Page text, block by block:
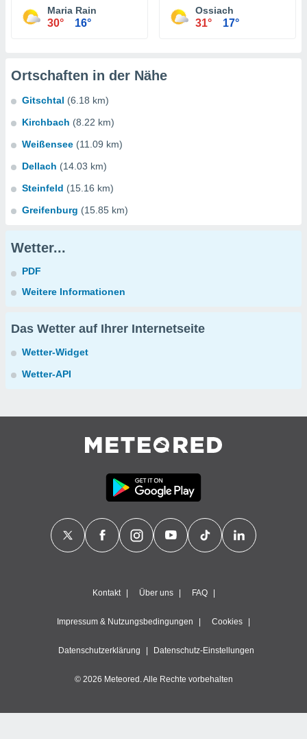
Maria Rain
30° 16°
Ossiach
31° 17°
Ortschaften in der Nähe
Gitschtal (6.18 km)
Kirchbach (8.22 km)
Weißensee (11.09 km)
Dellach (14.03 km)
Steinfeld (15.16 km)
Greifenburg (15.85 km)
Wetter...
PDF
Weitere Informationen
Das Wetter auf Ihrer Internetseite
Wetter-Widget
Wetter-API
Kontakt Über uns FAQ
Impressum & Nutzungsbedingungen Cookies
Datenschutzerklärung Datenschutz-Einstellungen
© 2026 Meteored. Alle Rechte vorbehalten